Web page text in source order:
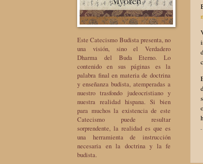
Este Catecismo Budista presenta, no
una visión, sino el Verdadero
Dharma del Buda Eterno. Lo
contenido en sus páginas es la
palabra final en materia de doctrina
y enseñanza budista, atemperadas a
nuestro trasfondo judeocristiano y
nuestra realidad hispana. Si bien
para muchos la existencia de este
Catecismo puede resultar
sorprendente, la realidad es que es
una herramienta de instrucción
necesaria en la doctrina y la fe
budista.